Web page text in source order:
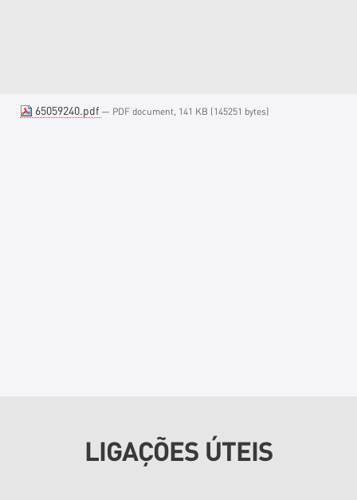
65059240.pdf — PDF document, 141 KB (145251 bytes)
LIGAÇÕES ÚTEIS